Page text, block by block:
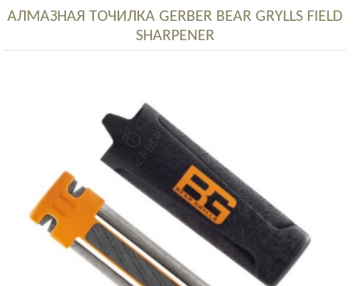
АЛМАЗНАЯ ТОЧИЛКА GERBER BEAR GRYLLS FIELD
SHARPENER